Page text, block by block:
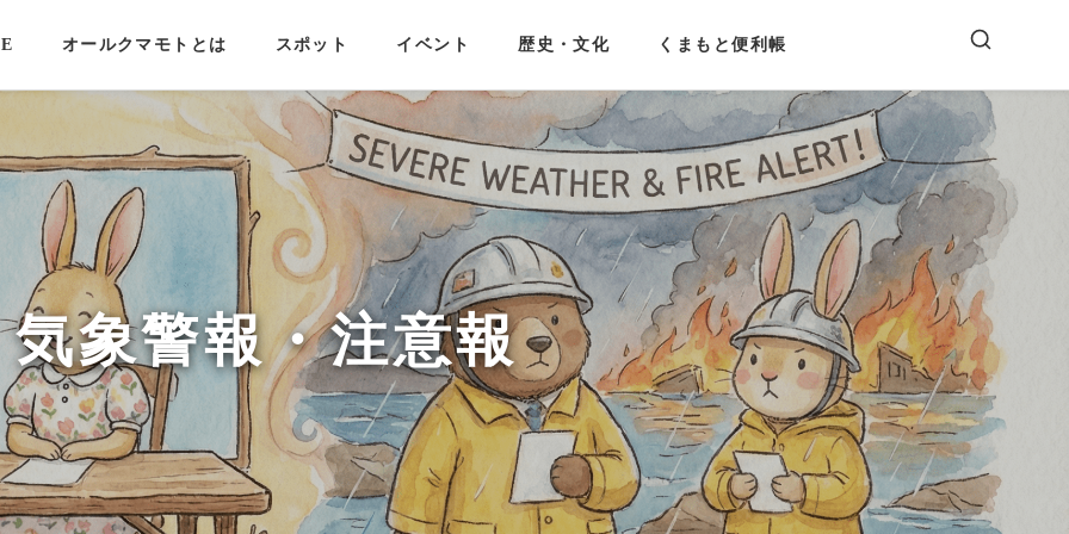
オールクマモトとは スポット イベント 歴史・文化 くまもと便利帳
気象警報・注意報